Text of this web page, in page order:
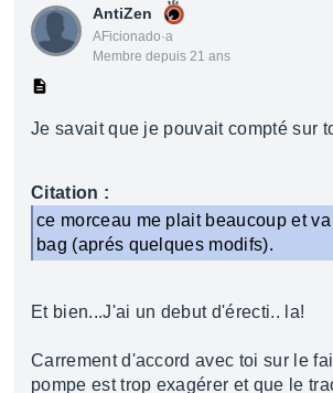
AntiZen
AFicionado·a
Membre depuis 21 ans
Je savait que je pouvait compté sur
Citation :
ce morceau me plait beaucoup et
bag (aprés quelques modifs).
Et bien...J'ai un debut d'érecti.. la!
Carrement d'accord avec toi sur le
pompe est trop exagérer et que le